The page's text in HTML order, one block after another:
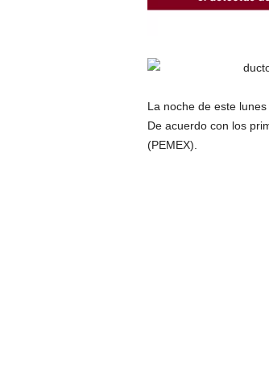
La noche de este
De acuerdo con los
(PEMEX).